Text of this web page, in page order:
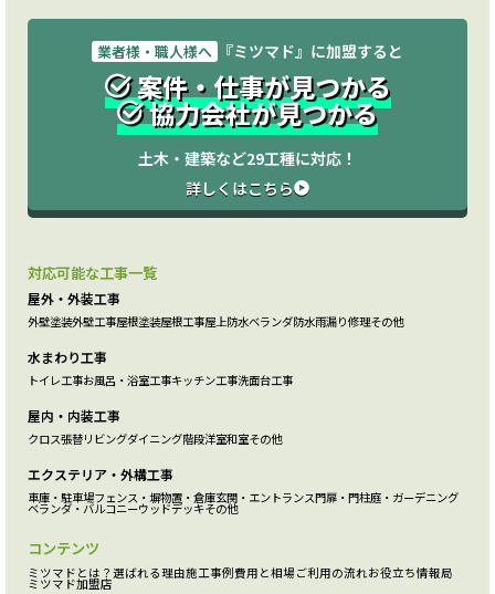
業者様・職人様へ 『ミツマド』に加盟すると
案件・仕事が見つかる
協力会社が見つかる
土木・建築など29工種に対応！
詳しくはこちら
対応可能な工事一覧
屋外・外装工事
外壁塗装外壁工事屋根塗装屋根工事屋上防水ベランダ防水雨漏り修理その他
水まわり工事
トイレ工事お風呂・浴室工事キッチン工事洗面台工事
屋内・内装工事
クロス張替リビングダイニング階段洋室和室その他
エクステリア・外構工事
車庫・駐車場フェンス・塀物置・倉庫玄関・エントランス門扉・門柱庭・ガーデニング
ベランダ・バルコニーウッドデッキその他
コンテンツ
ミツマドとは？ 選ばれる理由施工事例費用と相場 ご利用の流れお役立ち情報局
ミツマド加盟店